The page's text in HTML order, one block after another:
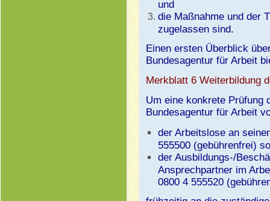
und
die Maßnahme und der
zugelassen sind.
Einen ersten Überblick
Bundesagentur für Arbeit
Merkblatt 6 Weiterbildung
Um eine konkrete Prüfung
Bundesagentur für Arbeit
der Arbeitslose an
555500 (gebührenfrei)
der Ausbildungs-/
Ansprechpartner im
0800 4 555520